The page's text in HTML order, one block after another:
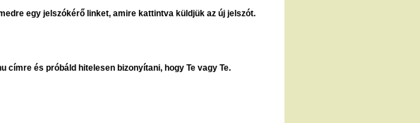
egy jelszókérő linket, amire kattintva küldjük az új jelszót.
címre és próbáld hitelesen bizonyítani, hogy Te vagy Te.